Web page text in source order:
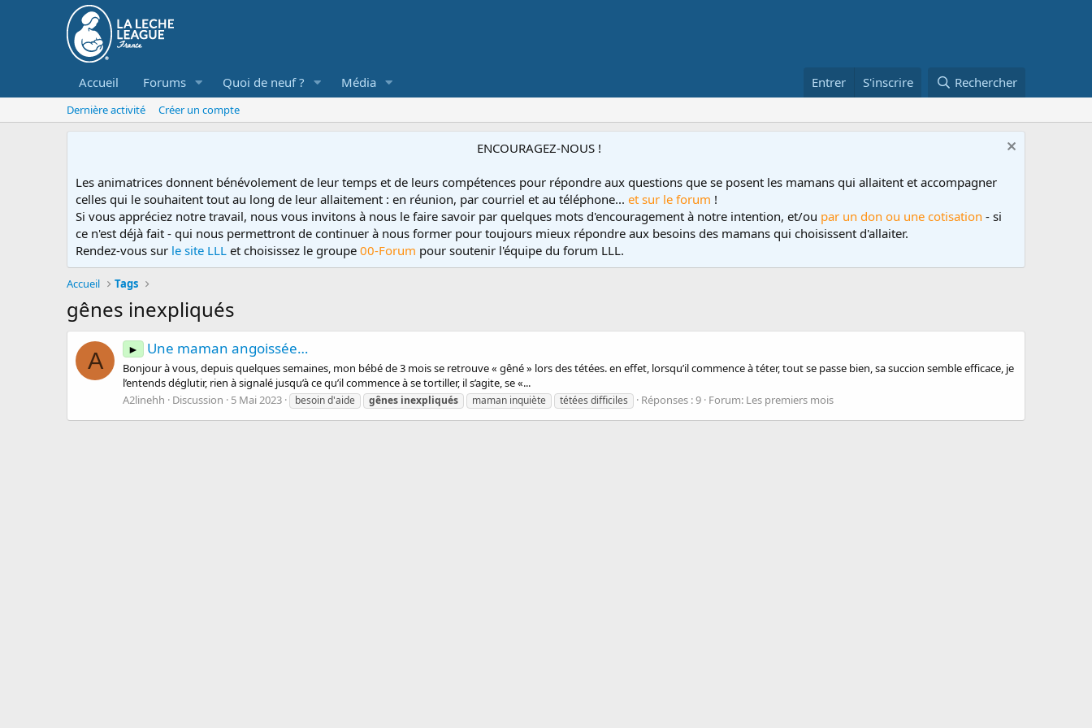
Accueil Forums Quoi de neuf ? Média Entrer S'inscrire Rechercher
Dernière activité Créer un compte
ENCOURAGEZ-NOUS !
Les animatrices donnent bénévolement de leur temps et de leurs compétences pour répondre aux questions que se posent les mamans qui allaitent et accompagner
celles qui le souhaitent tout au long de leur allaitement : en réunion, par courriel et au téléphone... et sur le forum !
Si vous appréciez notre travail, nous vous invitons à nous le faire savoir par quelques mots d'encouragement à notre intention, et/ou par un don ou une cotisation - si
ce n'est déjà fait - qui nous permettront de continuer à nous former pour toujours mieux répondre aux besoins des mamans qui choisissent d'allaiter.
Rendez-vous sur le site LLL et choisissez le groupe 00-Forum pour soutenir l'équipe du forum LLL.
Accueil Tags
gênes inexpliqués
A ► Une maman angoissée…
Bonjour à vous, depuis quelques semaines, mon bébé de 3 mois se retrouve « gêné » lors des tétées. en effet, lorsqu’il commence à téter, tout se passe bien, sa succion semble efficace, je
l’entends déglutir, rien à signalé jusqu’à ce qu’il commence à se tortiller, il s’agite, se «...
A2linehh
Discussion 5 Mai 2023 besoin d'aide gênes inexpliqués maman inquiète tétées difficiles Réponses : 9 Forum: Les premiers mois